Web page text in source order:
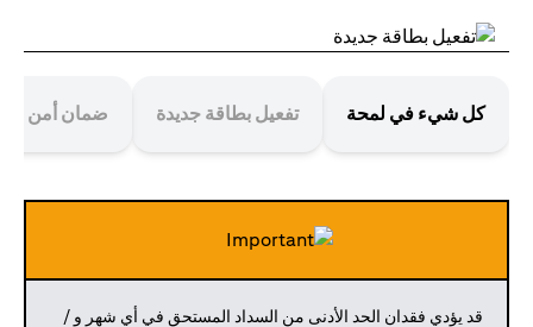
كل شيء في لمحة تفعيل بطاقة جديدة ضمان أمن
قد يؤدي فقدان الحد الأدنى من السداد المستحق في أي شهر و /